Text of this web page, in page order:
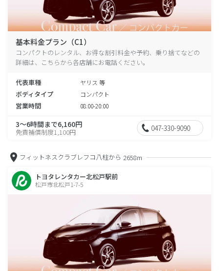
基本料金プラン（C1）
コンパクトのレンタル、お得な割引料金や予約、乗り捨てなどの
詳細は、こちらから各店舗にお電話ください。
代表車種 ヤリス 等
ボディタイプ コンパクト
営業時間 08:00-20:00
3～6時間まで6,160円
免責補償制度1,100円 047-330-9090
フィットネスクラブレフコ八柱から 2658m
トヨタレンタカー北松戸駅前
松戸市北松戸1-7-5